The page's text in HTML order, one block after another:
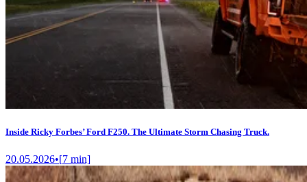
Inside Ricky Forbes’ Ford F250. The Ultimate Storm Chasing Truck.
20.05.2026•[7 min]